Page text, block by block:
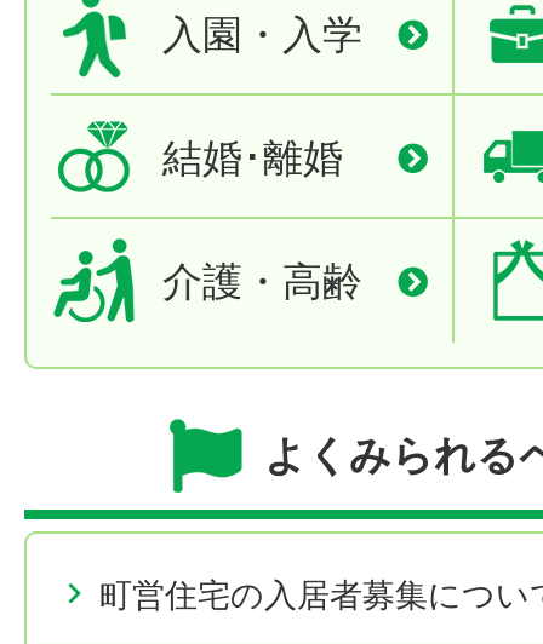
入園・入学
結婚･離婚
介護・高齢
よくみられる
町営住宅の入居者募集につい